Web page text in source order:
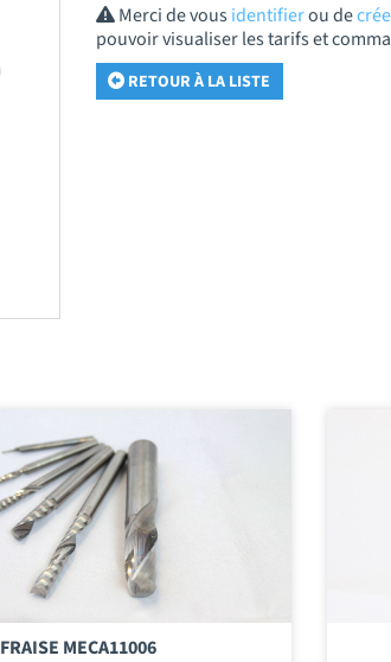
Merci de vousidentifierou de
pouvoir visualiser les tarifs et
RETOUR À LA LISTE
FRAISE MECA11006